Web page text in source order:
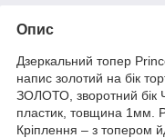
Опис
Дзеркальний топер
напис золотий на бік
ЗОЛОТО, зворотний бік
пластик, товщина 1мм.
Кріплення – з топером